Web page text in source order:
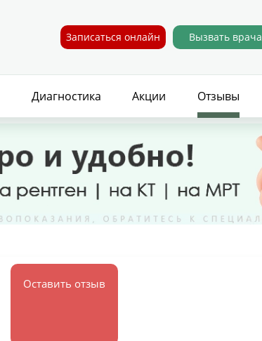
Записаться онлайн Вызвать врача
Диагностика Акции Отзывы
Оставить отзыв